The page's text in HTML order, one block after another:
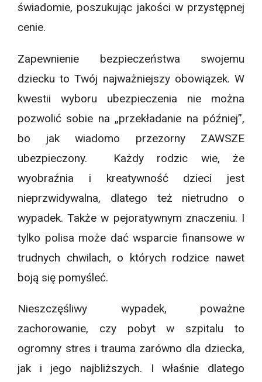
świadomie, poszukując jakości w przystępnej
cenie.
Zapewnienie bezpieczeństwa swojemu
dziecku to Twój najważniejszy obowiązek. W
kwestii wyboru ubezpieczenia nie można
pozwolić sobie na „przekładanie na później”,
bo jak wiadomo przezorny ZAWSZE
ubezpieczony. Każdy rodzic wie, że
wyobraźnia i kreatywność dzieci jest
nieprzwidywalna, dlatego też nietrudno o
wypadek. Także w pejoratywnym znaczeniu. I
tylko polisa może dać wsparcie finansowe w
trudnych chwilach, o których rodzice nawet
boją się pomyśleć.
Nieszczęśliwy wypadek, poważne
zachorowanie, czy pobyt w szpitalu to
ogromny stres i trauma zarówno dla dziecka,
jak i jego najbliższych. I właśnie dlatego